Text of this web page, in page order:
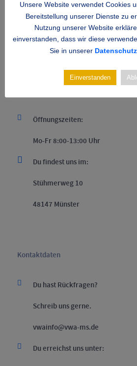
zahlreichen weiteren Studienorten. Seit
wird hier Personal aus Wirtschaft und
Studienangeboten qualifiziert.
Öffnungszeiten:
Mo-Fr 8:00-13:00 Uhr
Du findest uns im:
Stühmerweg 10
48147 Münster
Kontaktdaten
Du hast Rückfragen?
Schreib uns gerne.
vwainfo@vwa-ms.de
Du erreichst uns unter:
Unsere Website verwendet Cookies
Bereitstellung unserer Dienste zu
Nutzung unserer Website
einverstanden, dass wir diese
Sie in unserer
Einverstanden